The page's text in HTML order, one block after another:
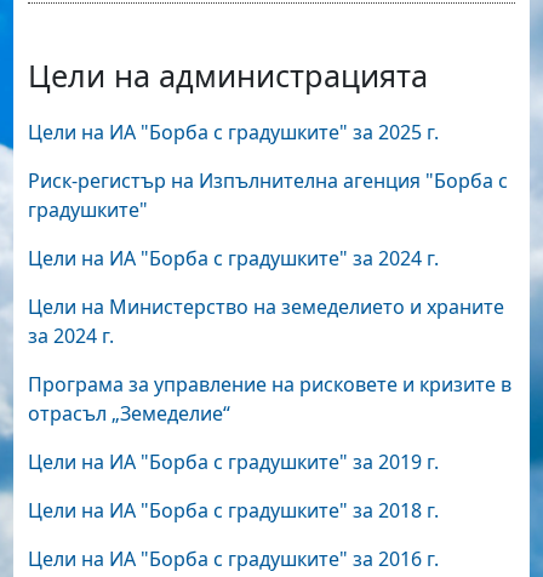
Цели на администрацията
Цели на ИА "Борба с градушките" за 2025 г.
Риск-регистър на Изпълнителна агенция "Борба с
градушките"
Цели на ИА "Борба с градушките" за 2024 г.
Цели на Министерство на земеделието и храните
за 2024 г.
Програма за управление на рисковете и кризите в
отрасъл „Земеделие“
Цели на ИА "Борба с градушките" за 2019 г.
Цели на ИА "Борба с градушките" за 2018 г.
Цели на ИА "Борба с градушките" за 2016 г.